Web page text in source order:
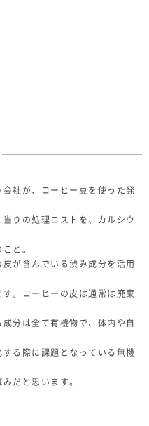
社が、コーヒー豆を使った発
りの処理コストを、カルシウ
と。
が含んでいる渋み成分を活用
。コーヒーの皮は通常は廃棄
分は全て有機物で、体内や自
る際に課題となっている無機
だと思います。